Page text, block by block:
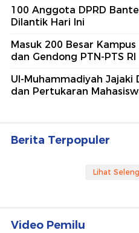
100 Anggota DPRD
Dilantik Hari Ini
Masuk 200 Besar
dan Gendong PTN-PTS RI
UI-Muhammadiyah Jajaki
dan Pertukaran
Berita Terpopuler
Lihat
Video Pemilu